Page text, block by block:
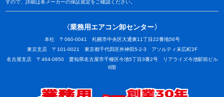
すので、詳細は各メーカーの保証規定をご確認ください。
〈業務用エアコン卸センター〉
本社 〒060-0041 札幌市中央区大通東11丁目22番地56号
東京支店 〒101-0021 東京都千代田区外神田5-2-3 アソルティ末広町2F
名古屋支店 〒464-0850 愛知県名古屋市千種区今池5丁目3番2号 リアライズ今池駅前ビル
8階